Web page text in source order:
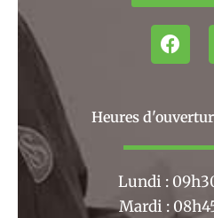
F
a
b
o
k
Heures
Lundi :
Mardi :